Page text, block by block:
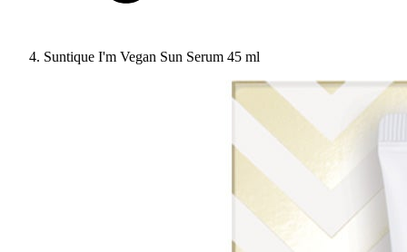
Suntique I'm Vegan Sun Serum 45 ml